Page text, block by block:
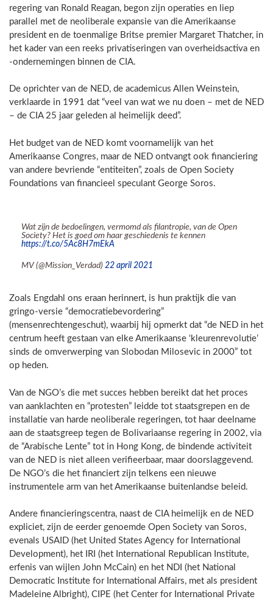
regering van Ronald Reagan, begon zijn operaties en liep
parallel met de neoliberale expansie van die Amerikaanse
president en de toenmalige Britse premier Margaret Thatcher, in
het kader van een reeks privatiseringen van overheidsactiva en
-ondernemingen binnen de CIA.
De oprichter van de NED, de academicus Allen Weinstein,
verklaarde in 1991 dat “veel van wat we nu doen – met de NED
– de CIA 25 jaar geleden al heimelijk deed”.
Het budget van de NED komt voornamelijk van het
Amerikaanse Congres, maar de NED ontvangt ook financiering
van andere bevriende “entiteiten”, zoals de Open Society
Foundations van financieel speculant George Soros.
Wat zijn de bedoelingen, vermomd als filantropie, van de Open
Society? Het is goed om haar geschiedenis te kennen
https://t.co/5Ac8H7mEkA
MV (@Mission_Verdad) 22 april 2021
Zoals Engdahl ons eraan herinnert, is hun praktijk die van
gringo-versie “democratiebevordering”
(mensenrechtengeschut), waarbij hij opmerkt dat “de NED in het
centrum heeft gestaan van elke Amerikaanse ‘kleurenrevolutie’
sinds de omverwerping van Slobodan Milosevic in 2000” tot
op heden.
Van de NGO’s die met succes hebben bereikt dat het proces
van aanklachten en “protesten” leidde tot staatsgrepen en de
installatie van harde neoliberale regeringen, tot haar deelname
aan de staatsgreep tegen de Bolivariaanse regering in 2002, via
de “Arabische Lente” tot in Hong Kong, de bindende activiteit
van de NED is niet alleen verifieerbaar, maar doorslaggevend.
De NGO’s die het financiert zijn telkens een nieuwe
instrumentele arm van het Amerikaanse buitenlandse beleid.
Andere financieringscentra, naast de CIA heimelijk en de NED
expliciet, zijn de eerder genoemde Open Society van Soros,
evenals USAID (het United States Agency for International
Development), het IRI (het International Republican Institute,
erfenis van wijlen John McCain) en het NDI (het National
Democratic Institute for International Affairs, met als president
Madeleine Albright), CIPE (het Center for International Private